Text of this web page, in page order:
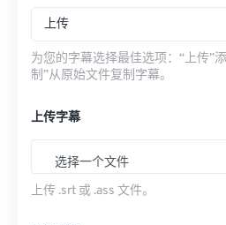
上传
为您的字幕选择最佳选项：“上传”
制”从原始文件复制字幕。
上传字幕
选择一个文件
上传 .srt 或 .ass 文件。